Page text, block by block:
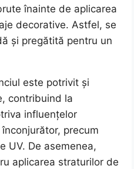
înainte de aplicarea
decorative. Astfel, se
și pregătită pentru un
este potrivit și
contribuind la
influențelor
precum
UV. De asemenea,
aplicarea straturilor de